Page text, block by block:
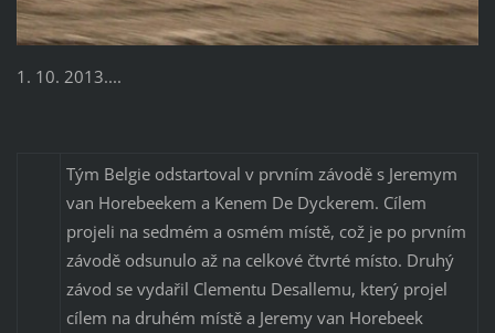
1. 10. 2013....
Tým Belgie odstartoval v prvním závodě s Jeremym
van Horebeekem a Kenem De Dyckerem. Cílem
projeli na sedmém a osmém místě, což je po prvním
závodě odsunulo až na celkové čtvrté místo. Druhý
závod se vydařil Clementu Desallemu, který projel
cílem na druhém místě a Jeremy van Horebeek